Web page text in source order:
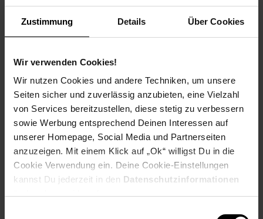
Zustimmung Details Über Cookies
Wir verwenden Cookies!
Wir nutzen Cookies und andere Techniken, um unsere
Seiten sicher und zuverlässig anzubieten, eine Vielzahl
von Services bereitzustellen, diese stetig zu verbessern
sowie Werbung entsprechend Deinen Interessen auf
unserer Homepage, Social Media und Partnerseiten
anzuzeigen. Mit einem Klick auf „Ok“ willigst Du in die
Cookie Verwendung ein. Deine Cookie-Einstellungen
kannst Du jederzeit in den Datenschutzinformationen
Hinweis: Aus Gründen der leichteren Lesbarkeit verwenden
wir im Textverlauf die männliche Form der Anrede.
Selbstverständlich sind bei Netto Menschen jeder
Geschlechtsidentität willkommen.
Fußzeile
Weitere Online-Angebote